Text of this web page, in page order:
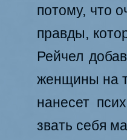
потому, что
правды,
Рейчел
женщины на
нанесет
звать себя